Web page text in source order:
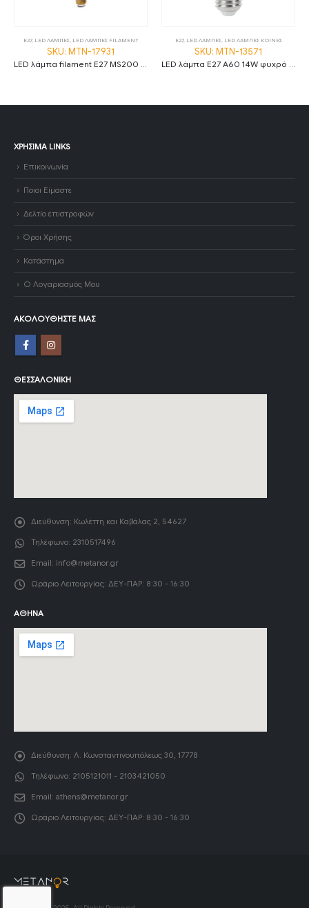
E27, LED ΛΑΜΠΕΣ, LED ΛΑΜΠΕΣ FILAMENT
SKU: MTN-17931
E27, LED ΛΑΜΠΕΣ, LED ΛΑΜΠΕΣ ΚΟΙΝΕΣ
SKU: MTN-13571
ΧΡΉΣΙΜΑ LINKS
Επικοινωνία
Ποιοι Είμαστε
Δελτίο επιστροφών
Όροι Χρήσης
Κατάστημα
Ο Λογαριασμός Μου
ΑΚΟΛΟΥΘΉΣΤΕ ΜΑΣ
ΘΕΣΣΑΛΟΝΊΚΗ
Διεύθυνση: Κωλέττη και Καβάλας 2, 54627
Τηλέφωνο: 2310517496
Email: info@metanor.gr
Ωράριο Λειτουργίας: ΔΕΥ-ΠΑΡ: 8:30 - 16:30
ΑΘΉΝΑ
Διεύθυνση: Λ. Κωνσταντινουπόλεως 30, 17778
Τηλέφωνο: 2105121011 - 2103421050
Email: athens@metanor.gr
Ωράριο Λειτουργίας: ΔΕΥ-ΠΑΡ: 8:30 - 16:30